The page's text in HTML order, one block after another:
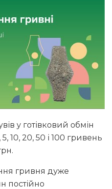
у готівковий обмін
10, 20, 50 і 100 гривень
гривня дуже
постійно